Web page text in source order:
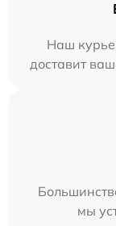
Наш
доставит
мы